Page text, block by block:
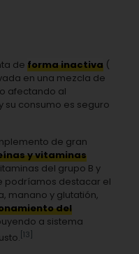
de forma inactiva(
en una mezcla de
afectando al
consumo es seguro
de gran
y vitaminas
del grupo B y
podríamos destacar el
manano y glutatión,
del
a sistema
[13]